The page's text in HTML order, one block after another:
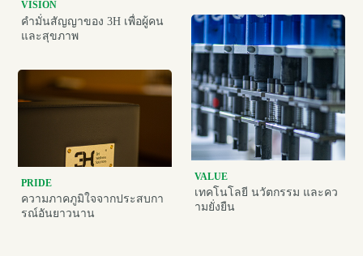
VISION
คำมั่นสัญญาของ 3H เพื่อผู้คน
และสุขภาพ
PRIDE
ความภาคภูมิใจจากประสบกา
รณ์อันยาวนาน
VALUE
เทคโนโลยี นวัตกรรม และคว
ามยั่งยืน